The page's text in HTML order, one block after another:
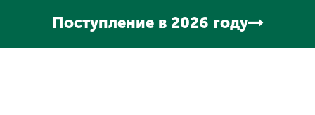
имущественного характера руководителей
Разработано в
Поступление в 2026 году